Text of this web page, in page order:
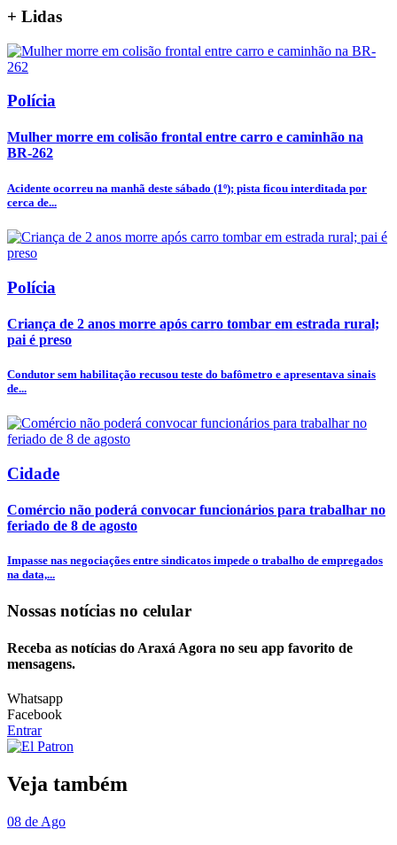
+ Lidas
Polícia
Mulher morre em colisão frontal entre carro e caminhão na
BR-262
Acidente ocorreu na manhã deste sábado (1º); pista ficou interditada por
cerca de...
Polícia
Criança de 2 anos morre após carro tombar em estrada rural;
pai é preso
Condutor sem habilitação recusou teste do bafômetro e apresentava sinais
de...
Cidade
Comércio não poderá convocar funcionários para trabalhar no
feriado de 8 de agosto
Impasse nas negociações entre sindicatos impede o trabalho de empregados
na data,...
Nossas notícias no celular
Receba as notícias do Araxá Agora no seu app favorito de
mensagens.
Whatsapp
Facebook
Entrar
Veja também
08 de Ago